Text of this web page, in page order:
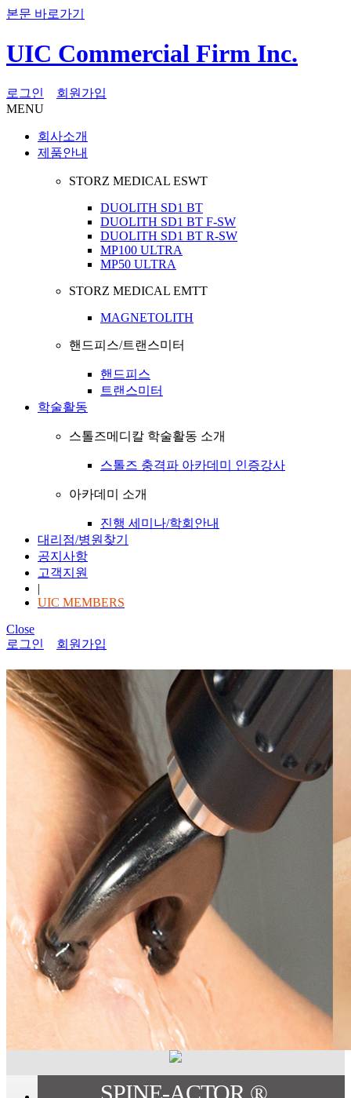
본문 바로가기
UIC Commercial Firm Inc.
로그인
회원가입
MENU
회사소개
제품안내
STORZ MEDICAL ESWT
DUOLITH SD1 BT
DUOLITH SD1 BT F-SW
DUOLITH SD1 BT R-SW
MP100 ULTRA
MP50 ULTRA
STORZ MEDICAL EMTT
MAGNETOLITH
핸드피스/트랜스미터
핸드피스
트랜스미터
학술활동
스톨즈메디칼 학술활동 소개
스톨즈 충격파 아카데미 인증강사
아카데미 소개
진행 세미나/학회안내
대리점/병원찾기
공지사항
고객지원
|
UIC MEMBERS
Close
로그인
회원가입
SPINE-ACTOR ®